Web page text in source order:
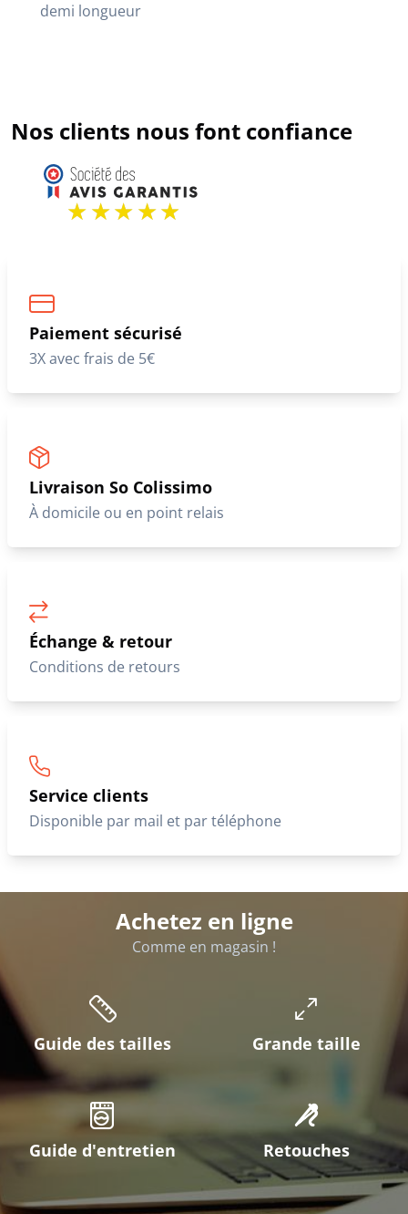
demi longueur
Nos clients nous font confiance
Paiement sécurisé
3X avec frais de 5€
Livraison So Colissimo
À domicile ou en point relais
Échange & retour
Conditions de retours
Service clients
Disponible par mail et par téléphone
Achetez en ligne
Comme en magasin !
Guide des tailles Grande taille
Guide d'entretien Retouches